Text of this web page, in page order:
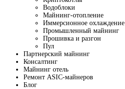
Водоблоки
Майнинг-отопление
Иммерсионное охлаждение
Промышленный майнинг
Прошивка и разгон
Пул
Партнерский майнинг
Консалтинг
Майнинг отель
Ремонт ASIC-майнеров
Блог